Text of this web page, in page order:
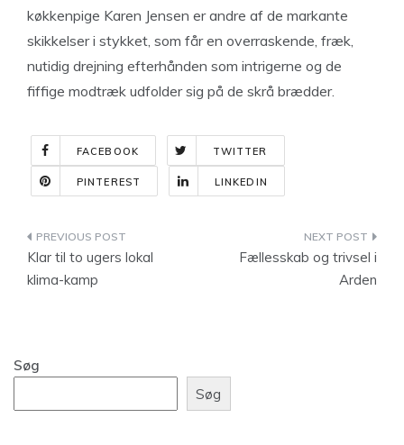
køkkenpige Karen Jensen er andre af de markante
skikkelser i stykket, som får en overraskende, fræk,
nutidig drejning efterhånden som intrigerne og de
fiffige modtræk udfolder sig på de skrå brædder.
FACEBOOK TWITTER
PINTEREST LINKEDIN
Indlægsnavigation
Klar til to ugers lokal
klima-kamp
Fællesskab og trivsel i
Arden
Søg
Søg